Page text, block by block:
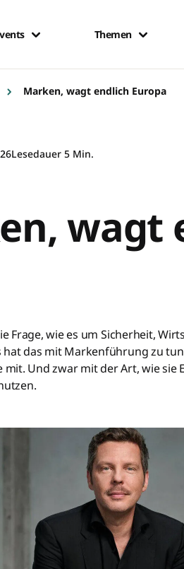
Themen
Marken, wagt endlich Europa
Lesedauer 5 Min.
wagt
Frage, wie es um Sicherheit,
hat das mit Markenführung zu
mit. Und zwar mit der Art, wie